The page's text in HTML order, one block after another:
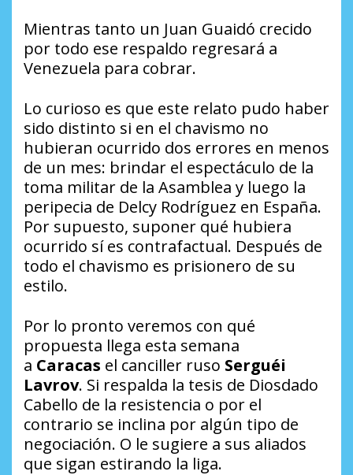
Mientras tanto un Juan Guaidó crecido
por todo ese respaldo regresará a
Venezuela para cobrar.
Lo curioso es que este relato pudo haber
sido distinto si en el chavismo no
hubieran ocurrido dos errores en menos
de un mes: brindar el espectáculo de la
toma militar de la Asamblea y luego la
peripecia de Delcy Rodríguez en España.
Por supuesto, suponer qué hubiera
ocurrido sí es contrafactual. Después de
todo el chavismo es prisionero de su
estilo.
Por lo pronto veremos con qué
propuesta llega esta semana
a Caracas el canciller ruso Serguéi
Lavrov. Si respalda la tesis de Diosdado
Cabello de la resistencia o por el
contrario se inclina por algún tipo de
negociación. O le sugiere a sus aliados
que sigan estirando la liga.